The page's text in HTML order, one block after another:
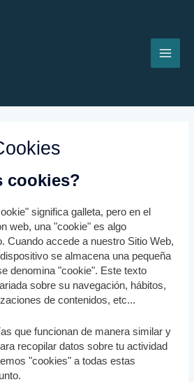
cookies?
significa galleta, pero en el
web, una "cookie" es algo
Cuando accede a nuestro Sitio Web,
se almacena una pequeña
denomina "cookie". Este texto
sobre su navegación, hábitos,
de contenidos, etc...
que funcionan de manera similar y
recopilar datos sobre tu actividad
"cookies" a todas estas